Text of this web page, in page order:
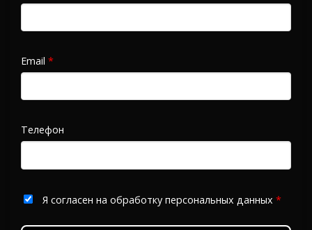
Email *
Телефон
Я согласен на обработку персональных данных *